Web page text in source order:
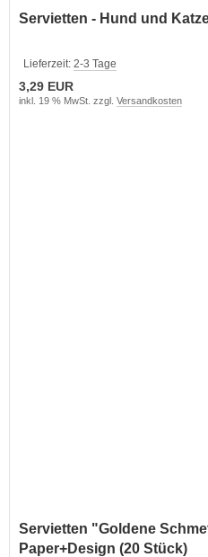
Servietten - Hund und
Lieferzeit: 2-3 Tage
3,29 EUR
inkl. 19 % MwSt. zzgl. Versandkosten
Servietten "Goldene
Paper+Design (20 Stück)